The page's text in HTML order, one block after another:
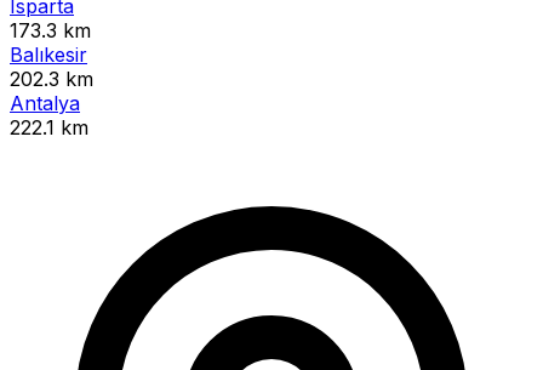
Isparta
173.3 km
Balıkesir
202.3 km
Antalya
222.1 km